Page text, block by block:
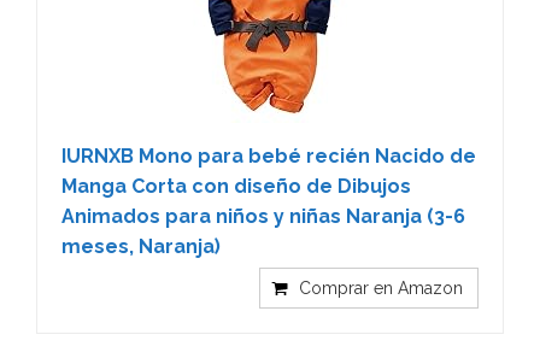
IURNXB Mono para bebé recién Nacido de
Manga Corta con diseño de Dibujos
Animados para niños y niñas Naranja (3-6
meses, Naranja)
Comprar en Amazon